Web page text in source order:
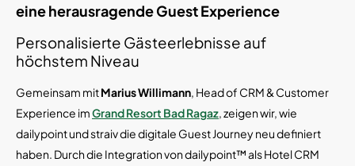
eine herausragende Guest Experience
Personalisierte Gästeerlebnisse auf
höchstem Niveau
Gemeinsam mitMarius Willimann, Head of CRM & Customer
Experience imGrand Resort Bad Ragaz, zeigen wir, wie
dailypoint und straiv die digitale Guest Journey neu definiert
haben. Durch die Integration von dailypoint™ als Hotel CRM